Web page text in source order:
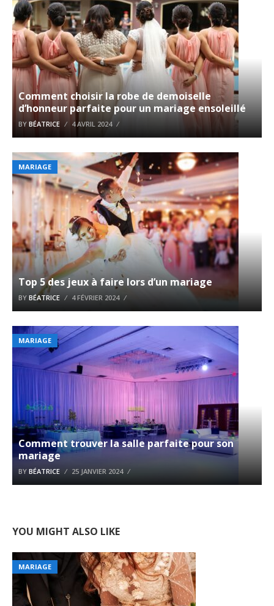
Comment choisir la robe de demoiselle
d’honneur parfaite pour un mariage ensoleillé
BY BÉATRICE 4 AVRIL 2024
MARIAGE
Top 5 des jeux à faire lors d’un mariage
BY BÉATRICE 4 FÉVRIER 2024
MARIAGE
Comment trouver la salle parfaite pour son
mariage
BY BÉATRICE 25 JANVIER 2024
YOU MIGHT ALSO LIKE
MARIAGE